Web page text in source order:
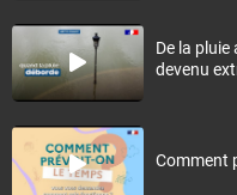
De la
devenu
Comment